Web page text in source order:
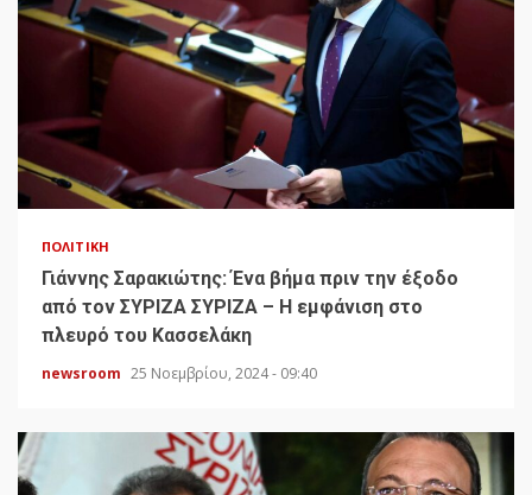
ΠΟΛΙΤΙΚΉ
Γιάννης Σαρακιώτης: Ένα βήμα πριν την έξοδο
από τον ΣΥΡΙΖΑ ΣΥΡΙΖΑ – Η εμφάνιση στο
πλευρό του Κασσελάκη
newsroom 25 Νοεμβρίου, 2024 - 09:40